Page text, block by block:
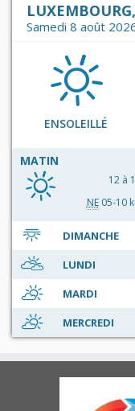
Samedi 8 août
ENSOLEILLÉ
MATIN
12 à
NE05-10
DIMANCHE
LUNDI
MARDI
MERCREDI